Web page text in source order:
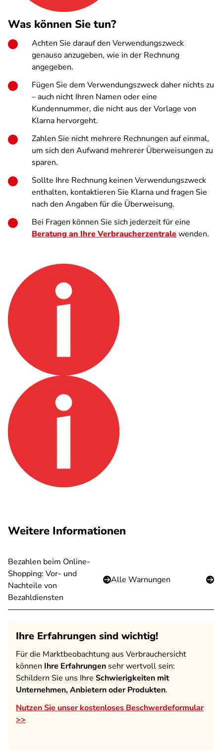
Was können Sie tun?
Achten Sie darauf den Verwendungszweck
genauso anzugeben, wie in der Rechnung
angegeben.
Fügen Sie dem Verwendungszweck daher nichts zu
– auch nicht Ihren Namen oder eine
Kundennummer, die nicht aus der Vorlage von
Klarna hervorgeht.
Zahlen Sie nicht mehrere Rechnungen auf einmal,
um sich den Aufwand mehrerer Überweisungen zu
sparen.
Sollte Ihre Rechnung keinen Verwendungszweck
enthalten, kontaktieren Sie Klarna und fragen Sie
nach den Angaben für die Überweisung.
Bei Fragen können Sie sich jederzeit für eine
Beratung an Ihre Verbraucherzentralewenden.
Weitere Informationen
Bezahlen beim Online-
Shopping: Vor- und
Nachteile von
Bezahldiensten
Alle Warnungen
Ihre Erfahrungen sind wichtig!
Für die Marktbeobachtung aus Verbrauchersicht
können Ihre Erfahrungen sehr wertvoll sein:
Schildern Sie uns Ihre Schwierigkeiten mit
Unternehmen, Anbietern oder Produkten.
Nutzen Sie unser kostenloses Beschwerdeformular
>>